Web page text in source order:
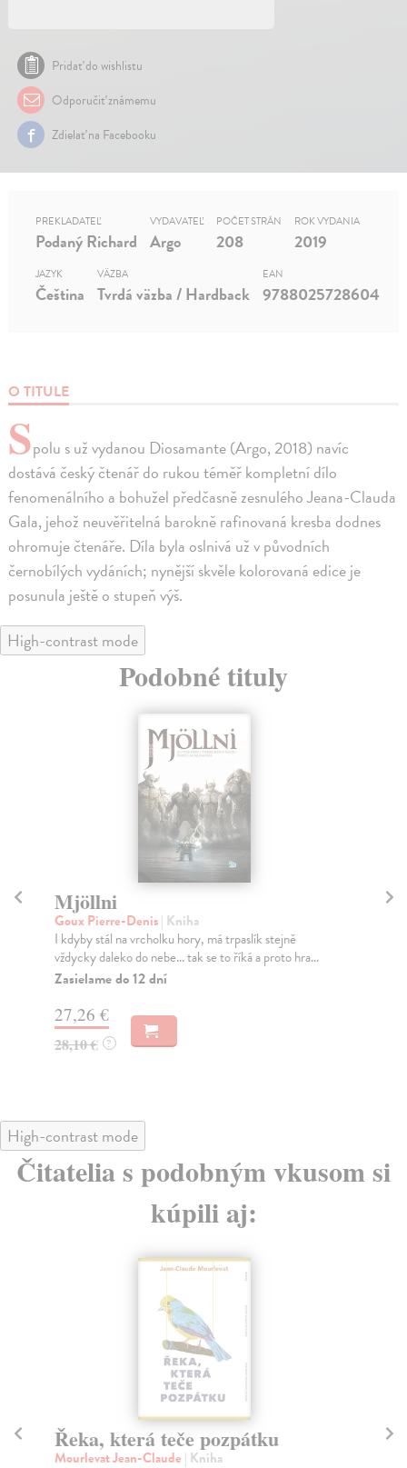
Pridať do wishlistu
Odporučiť známemu
Zdielať na Facebooku
O TITULE
Spolu s už vydanou Diosamante (Argo, 2018) navíc
dostává český čtenář do rukou téměř kompletní dílo
fenomenálního a bohužel předčasně zesnulého Jeana-Clauda
Gala, jehož neuvěřitelná barokně rafinovaná kresba dodnes
ohromuje čtenáře. Díla byla oslnivá už v původních
černobílých vydáních; nynější skvěle kolorovaná edice je
posunula ještě o stupeň výš.
PREKLADATEĽ
Podaný Richard
VYDAVATEĽ
Argo
POČET STRÁN
208
ROK VYDANIA
2019
JAZYK
Čeština
VÄZBA
Tvrdá väzba / Hardback
EAN
9788025728604
High-contrast mode
Podobné tituly
Mjöllni
Goux Pierre-Denis| Kniha
I kdyby stál na vrcholku hory, má trpaslík stejně
vždycky daleko do nebe… tak se to říká a proto hra...
Zasielame do 12 dní
27,26 €
28,10 € ?
High-contrast mode
Čitatelia s podobným vkusom si
kúpili aj:
Buňuel procitá
Carriere Jean-Claude| Kniha